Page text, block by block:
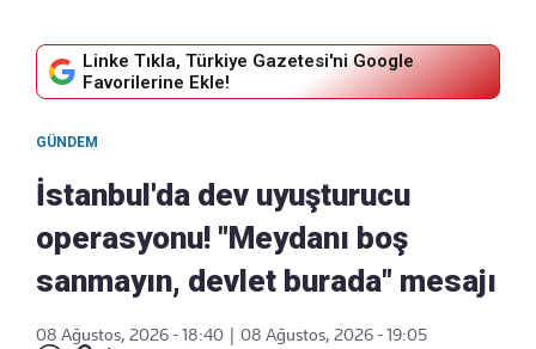
Linke Tıkla, Türkiye Gazetesi'ni Google
Favorilerine Ekle!
GÜNDEM
İstanbul'da dev uyuşturucu
operasyonu! "Meydanı boş
sanmayın, devlet burada" mesajı
08 Ağustos, 2026 - 18:40
08 Ağustos, 2026 - 19:05